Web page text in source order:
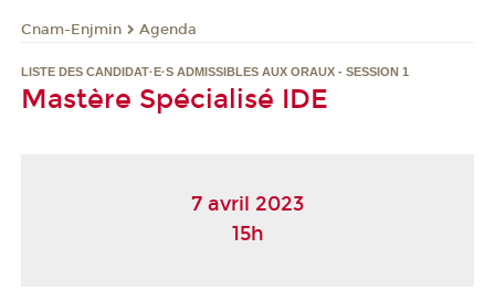
Cnam-Enjmin Agenda
LISTE DES CANDIDAT·E·S ADMISSIBLES AUX ORAUX - SESSION 1
Mastère Spécialisé IDE
7 avril 2023
15h